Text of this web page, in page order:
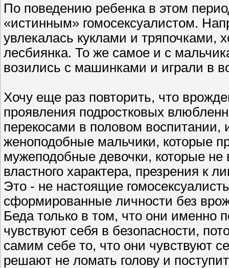
По поведению ребенка в этом
«истинным» гомосексуалистом.
увлекалась куклами и тряпочками,
лесбиянка. То же самое и с
возились с машинками и играли в
Хочу еще раз повторить, что
проявления подростковых
перекосами в половом
женоподобные мальчики, которые
мужеподобные девочки, которые
властного характера, презрения к
Это - не настоящие
сформированные личности без
Беда только в том, что они именно
чувствуют себя в безопасности,
самим себе то, что они чувствуют
решают не ломать голову и